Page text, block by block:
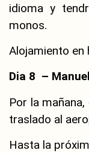
idioma y
monos.
Alojamiento en
Dia 8 –
Por la
traslado al
Hasta la